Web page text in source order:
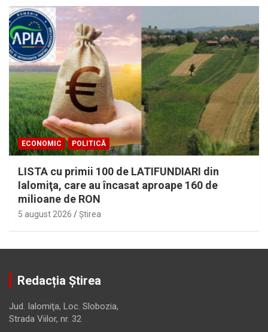
ECONOMIC POLITICĂ
LISTA cu primii 100 de LATIFUNDIARI din
Ialomiţa, care au încasat aproape 160 de
milioane de RON
5 august 2026 Ştirea
Redacția Știrea
Jud. Ialomiţa, Loc. Slobozia,
Strada Viilor, nr. 32